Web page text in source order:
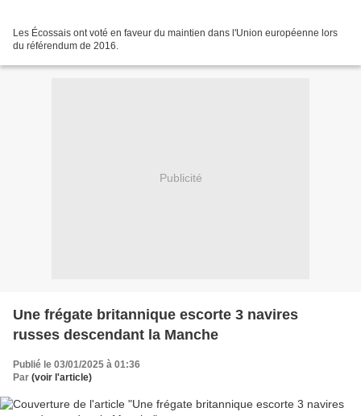
Les Écossais ont voté en faveur du maintien dans l'Union européenne lors
du référendum de 2016.
Publicité
Une frégate britannique escorte 3 navires
russes descendant la Manche
Publié le 03/01/2025 à 01:36
Par (voir l'article)